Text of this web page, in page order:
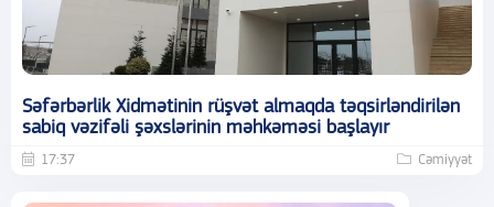
Səfərbərlik Xidmətinin rüşvət almaqda təqsirləndirilən
sabiq vəzifəli şəxslərinin məhkəməsi başlayır
17:37 Cəmiyyət